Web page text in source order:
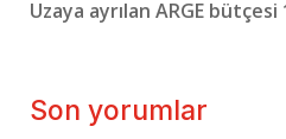
Uzaya ayrılan ARGE
Son yorumlar